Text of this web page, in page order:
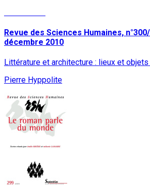
Revue des Sciences Humaines,
décembre 2010
Littérature et architecture : lieux et
Pierre Hyppolite